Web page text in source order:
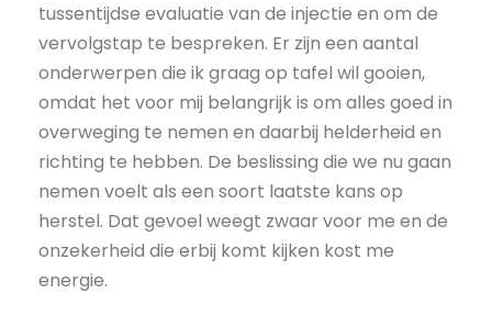
tussentijdse evaluatie van de injectie en om de
vervolgstap te bespreken. Er zijn een aantal
onderwerpen die ik graag op tafel wil gooien,
omdat het voor mij belangrijk is om alles goed in
overweging te nemen en daarbij helderheid en
richting te hebben. De beslissing die we nu gaan
nemen voelt als een soort laatste kans op
herstel. Dat gevoel weegt zwaar voor me en de
onzekerheid die erbij komt kijken kost me
energie.